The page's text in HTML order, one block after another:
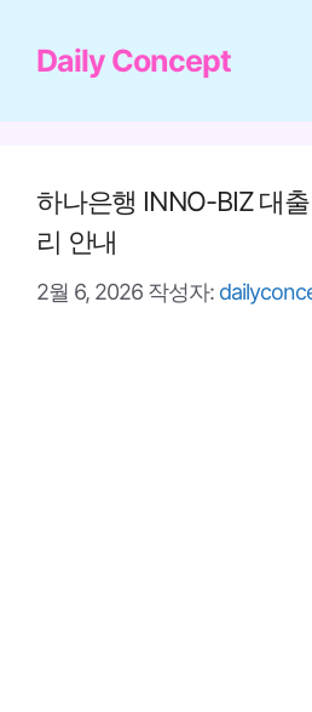
Daily Concept
하나은행 INNO-BIZ 대
리 안내
2월 6, 2026 작성자: